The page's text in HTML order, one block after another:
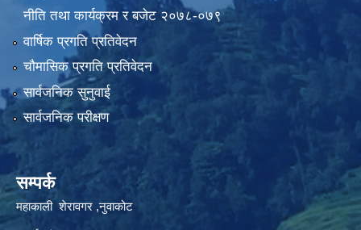
नीति तथा कार्यक्रम र बजेट २०७८-०७९
वार्षिक प्रगति प्रतिवेदन
चौमासिक प्रगति प्रतिवेदन
सार्वजनिक सुनुवाई
सार्वजनिक परीक्षण
सम्पर्क
महाकाली शेरावगर ,नुवाकोट